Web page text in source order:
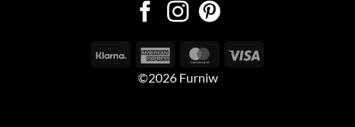
©2026 Furniw